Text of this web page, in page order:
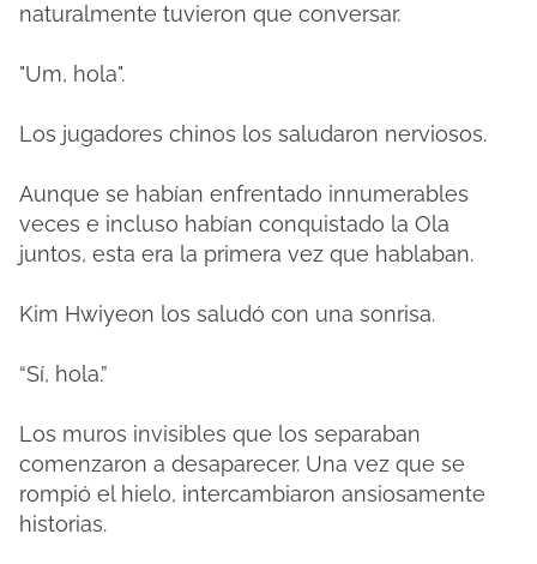
naturalmente tuvieron que conversar.
"Um, hola".
Los jugadores chinos los saludaron nerviosos.
Aunque se habían enfrentado innumerables
veces e incluso habían conquistado la Ola
juntos, esta era la primera vez que hablaban.
Kim Hwiyeon los saludó con una sonrisa.
“Sí, hola.”
Los muros invisibles que los separaban
comenzaron a desaparecer. Una vez que se
rompió el hielo, intercambiaron ansiosamente
historias.